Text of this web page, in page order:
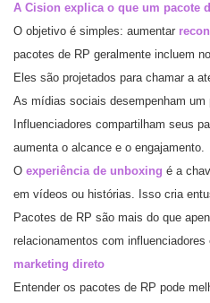
A Cision explica o que um pacote
O objetivo é simples: aumentar
pacotes de RP geralmente incluem
Eles são projetados para chamar a
As mídias sociais desempenham um
Influenciadores compartilham seus
aumenta o alcance e o engajamento.
O experiência de unboxing é a
em vídeos ou histórias. Isso cria
Pacotes de RP são mais do que
relacionamentos com
marketing direto
Entender os pacotes de RP pode